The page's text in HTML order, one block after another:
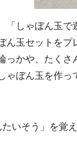
しゃぼん玉で
ん玉セットをプ
っかや、たく
ゃぼん玉を作っ
いそう」を覚